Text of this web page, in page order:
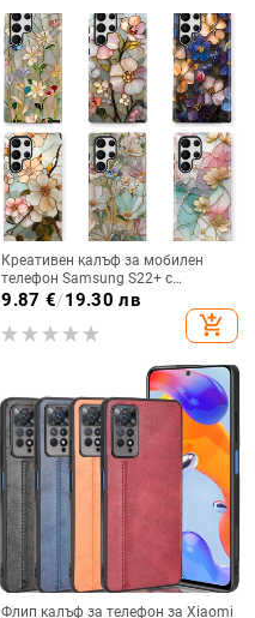
Креативен калъф за мобилен
телефон Samsung S22+ с
остъклено цвете, защита от
падане, Ultra Film Case за Apple
13
9.87 €/19.30 лв
add_shopping_cart
Флип калъф за телефон за Xiaomi